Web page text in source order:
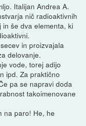
Italijan Andrea A.
nič radioaktivnih
še dva elementa, ki
in proizvajala
delovanje.
vode, torej adijo
ipd. Za praktično
pa se napravi doda
takoimenovane
na paro! He, he